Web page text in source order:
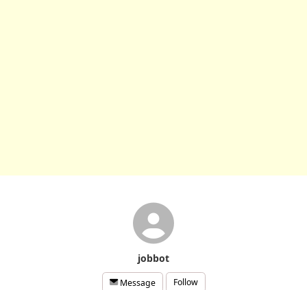
jobbot
Message Follow